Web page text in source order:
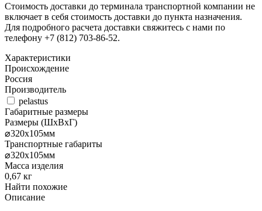
Стоимость доставки до терминала транспортной компании не
включает в себя стоимость доставки до пункта назначения.
Для подробного расчета доставки свяжитесь с нами по
телефону +7 (812) 703-86-52.
Характеристики
Происхождение
Россия
Производитель
pelastus
Габаритные размеры
Размеры (ШxВxГ)
⌀320х105мм
Транспортные габариты
⌀320х105мм
Масса изделия
0,67 кг
Найти похожие
Описание